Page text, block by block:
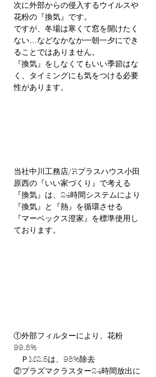
次に外部からの侵入するウイルスや
花粉の『換気』です。
ですが、冬場は寒くて窓を開けたく
ない…などなかなか一朝一夕にでき
ることではありません。
『換気』をしなくてもいい季節はな
く、タイミングにも気をつける必要
性があります。
当社中川工務店/Rプラスハウス小田
原西の『いい家づくり』で考える
『換気』は、24時間システムにより
『換気』と『熱』を循環させる
『マーベックス澄家』を標準使用し
ております。
①外部フィルターにより、花粉
99.8%
ＰM2.5は、98%除去
②プラズマクラスター24時間放出に